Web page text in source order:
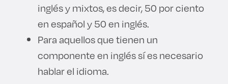
inglés y mixtos, es decir, 50 por ciento
en español y 50 en inglés.
Para aquellos que tienen un
componente en inglés sí es necesario
hablar el idioma.